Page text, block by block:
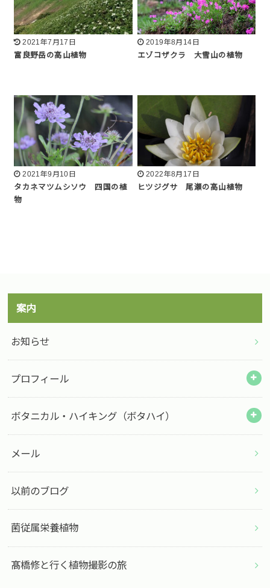
2021年7月17日
富良野岳の高山植物
2019年8月14日
エゾコザクラ 大雪山の植物
2021年9月10日
タカネマツムシソウ 四国の植
物
2022年8月17日
ヒツジグサ 尾瀬の高山植物
案内
お知らせ
プロフィール
ボタニカル・ハイキング（ボタハイ）
メール
以前のブログ
菌従属栄養植物
髙橋修と行く植物撮影の旅